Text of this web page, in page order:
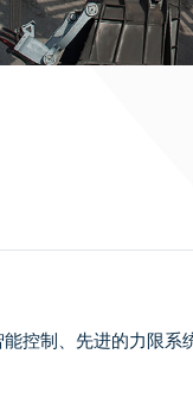
控制、先进的力限系